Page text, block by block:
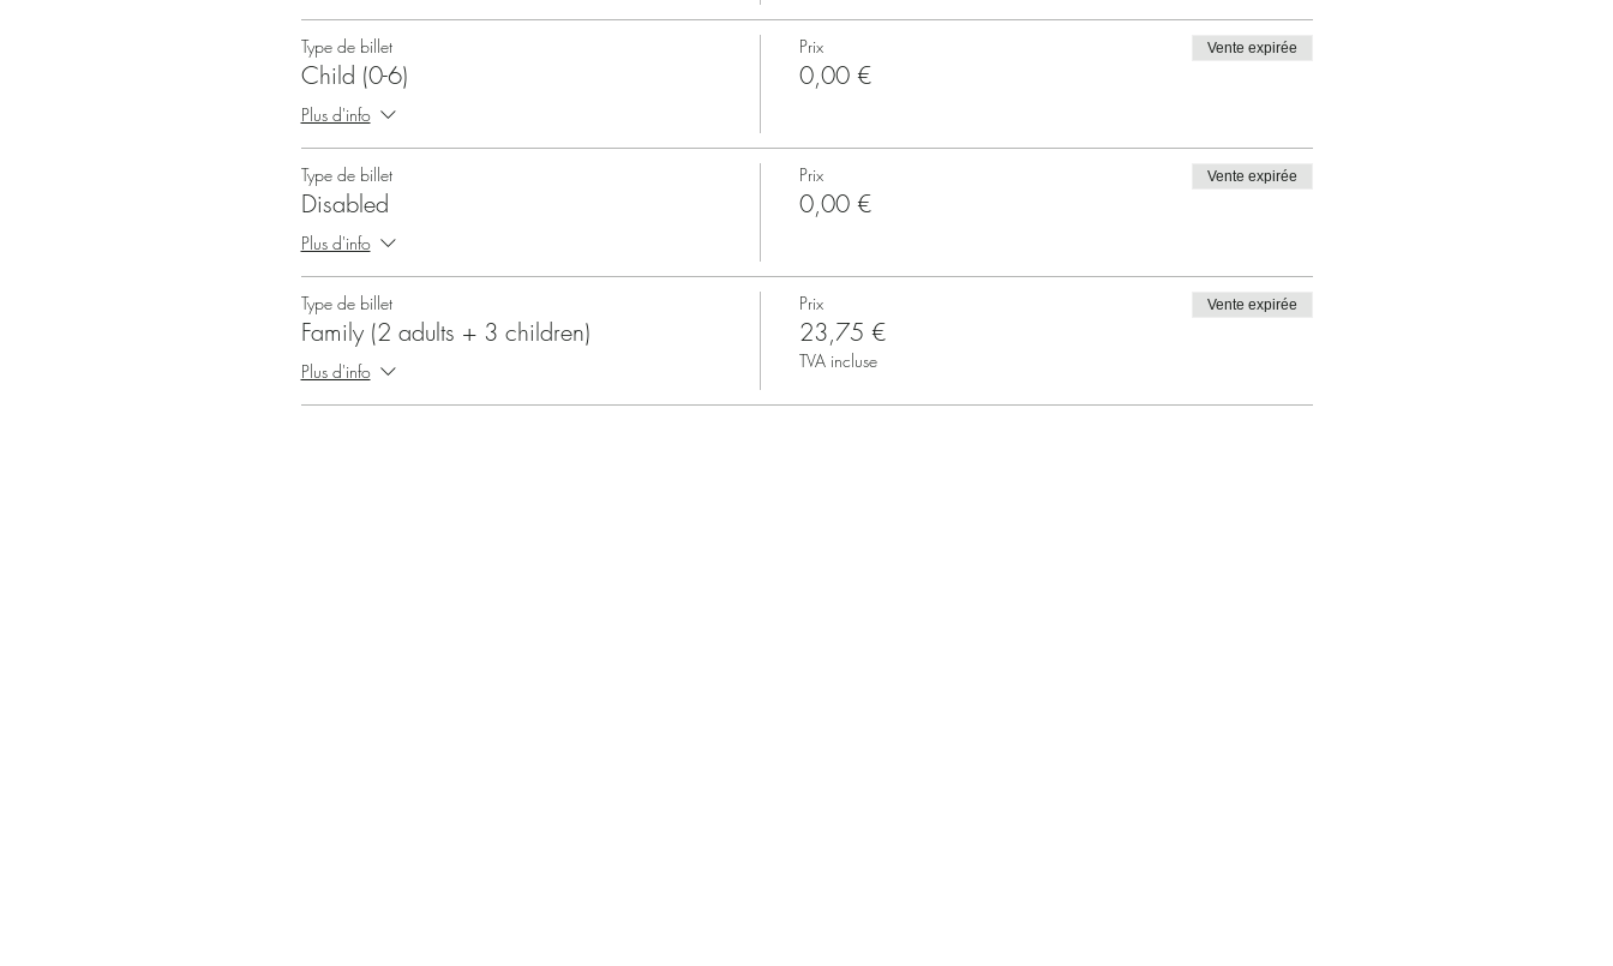
Type de billet
Child (0-6)
Plus d'info
Prix
0,00 €
Vente expirée
Type de billet
Disabled
Plus d'info
Prix
0,00 €
Vente expirée
Type de billet
Family (2 adults + 3 children)
Plus d'info
Prix
23,75 €
TVA incluse
Vente expirée